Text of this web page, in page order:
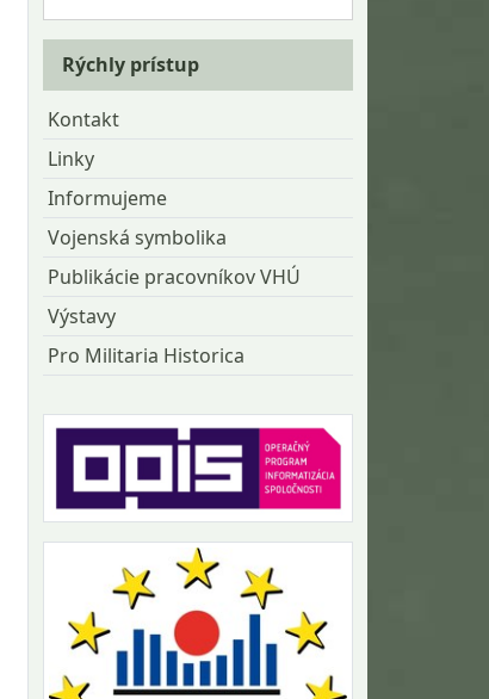
Rýchly prístup
Kontakt
Linky
Informujeme
Vojenská symbolika
Publikácie pracovníkov VHÚ
Výstavy
Pro Militaria Historica